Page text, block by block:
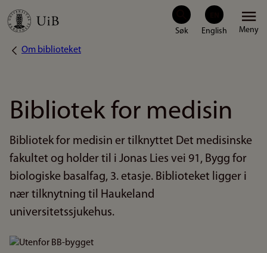
Hopp
Meny
Navigasjonssti
Om biblioteket
Bibliotek for medisin
Bibliotek for medisin er tilknyttet Det medisinske
fakultet og holder til i Jonas Lies vei 91, Bygg for
biologiske basalfag, 3. etasje. Biblioteket ligger i
nær tilknytning til Haukeland
universitetssjukehus.
Bilde